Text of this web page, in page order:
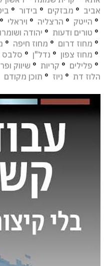
אביב ° מבזקים ° בידור °
° הייטק ° הרצליה ° ויראלי °
° טורים ודעות ° יהודה
° מחוז דרום ° מחוז חיפה °
° מחוז צפון ° נדל"ן ° סלבס
° פלילים ° קריות ° שיווק
הלוז דת ° ניוז ° תוכן מקודם